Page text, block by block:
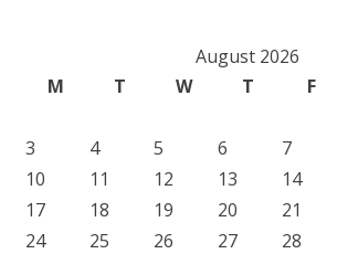
August 2026
M
T W T F
3
4 5 6 7
10
11 12 13 14
17
18 19 20 21
24
25 26 27 28